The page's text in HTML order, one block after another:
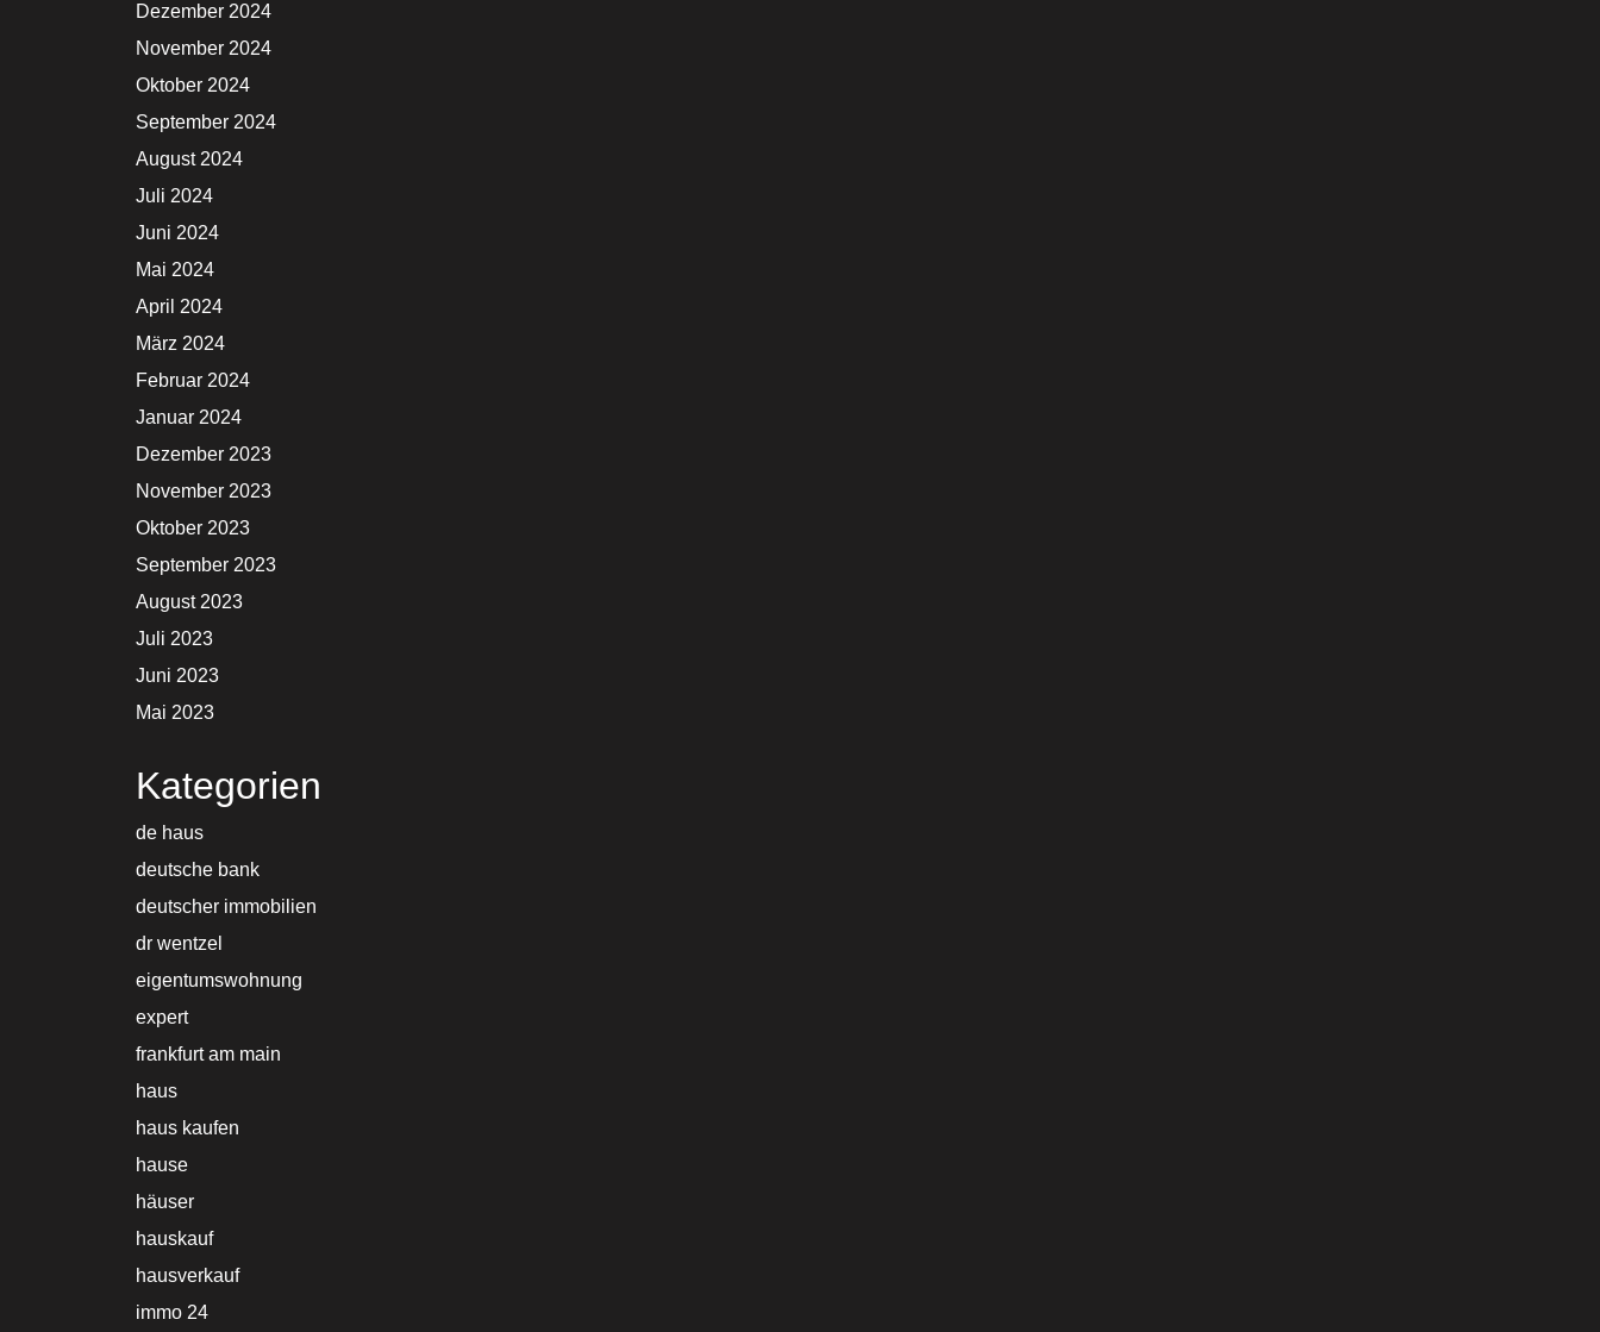
Dezember 2024
November 2024
Oktober 2024
September 2024
August 2024
Juli 2024
Juni 2024
Mai 2024
April 2024
März 2024
Februar 2024
Januar 2024
Dezember 2023
November 2023
Oktober 2023
September 2023
August 2023
Juli 2023
Juni 2023
Mai 2023
Kategorien
de haus
deutsche bank
deutscher immobilien
dr wentzel
eigentumswohnung
expert
frankfurt am main
haus
haus kaufen
hause
häuser
hauskauf
hausverkauf
immo 24